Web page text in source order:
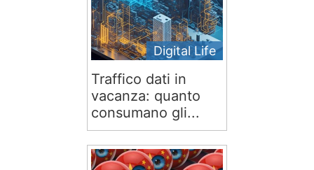
Digital Life
Traffico dati in
vacanza: quanto
consumano gli...